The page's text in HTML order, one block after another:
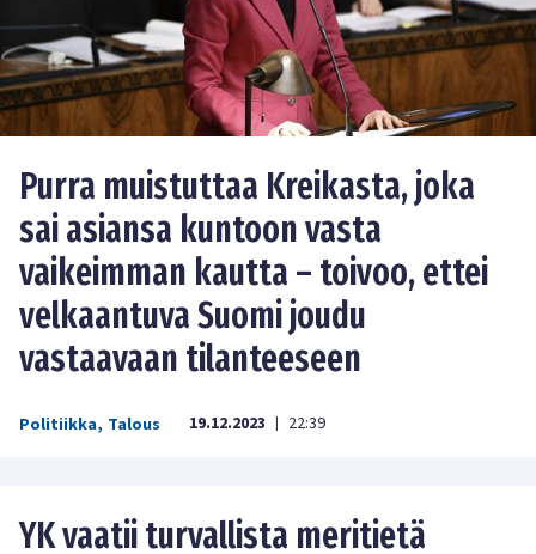
Purra muistuttaa Kreikasta, joka
sai asiansa kuntoon vasta
vaikeimman kautta – toivoo, ettei
velkaantuva Suomi joudu
vastaavaan tilanteeseen
Politiikka, Talous 19.12.2023 | 22:39
YK vaatii turvallista meritietä